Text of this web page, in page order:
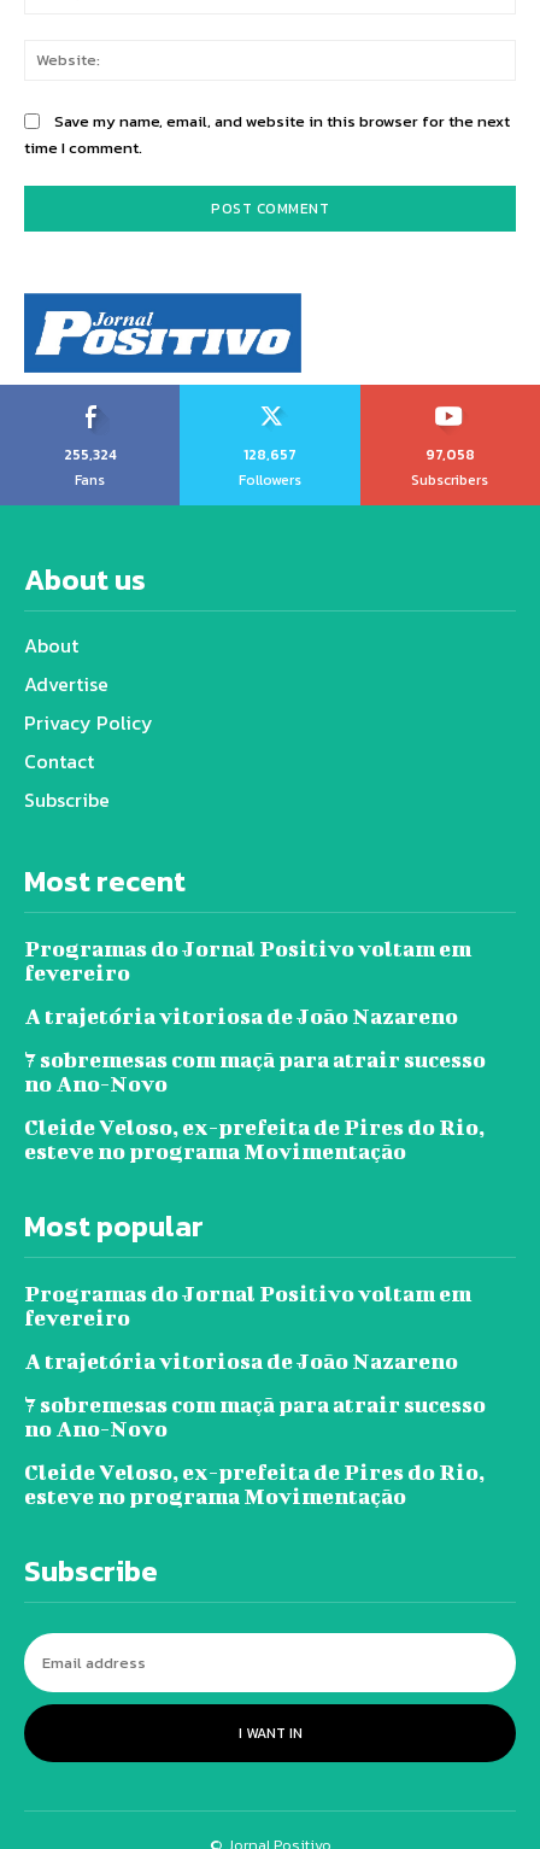
Save my name, email, and website in this browser for the next
time I comment.
255,324
Fans
128,657
Followers
97,058
Subscribers
About us
About
Advertise
Privacy Policy
Contact
Subscribe
Most recent
Programas do Jornal Positivo voltam em
fevereiro
A trajetória vitoriosa de João Nazareno
7 sobremesas com maçã para atrair sucesso
no Ano-Novo
Cleide Veloso, ex-prefeita de Pires do Rio,
esteve no programa Movimentação
Most popular
Programas do Jornal Positivo voltam em
fevereiro
A trajetória vitoriosa de João Nazareno
7 sobremesas com maçã para atrair sucesso
no Ano-Novo
Cleide Veloso, ex-prefeita de Pires do Rio,
esteve no programa Movimentação
Subscribe
I WANT IN
© Jornal Positivo